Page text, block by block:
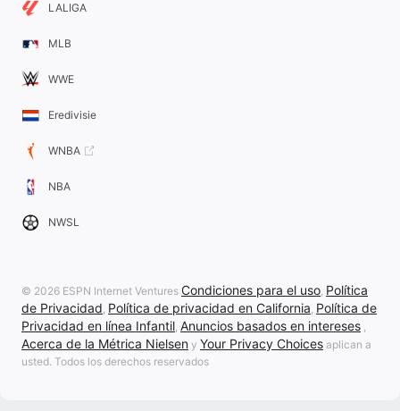
LALIGA
MLB
WWE
Eredivisie
WNBA
NBA
NWSL
© 2026 ESPN Internet Ventures Condiciones para el uso, Política
de Privacidad, Política de privacidad en California, Política de
Privacidad en línea Infantil, Anuncios basados en intereses ,
Acerca de la Métrica Nielsen y Your Privacy Choices aplican a
usted. Todos los derechos reservados